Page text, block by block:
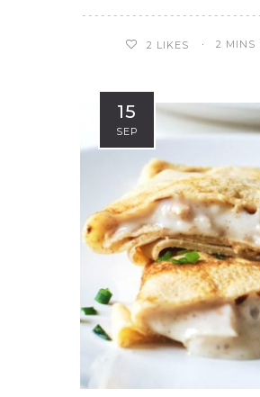
2 LIKES 2 MINS
15
SEP